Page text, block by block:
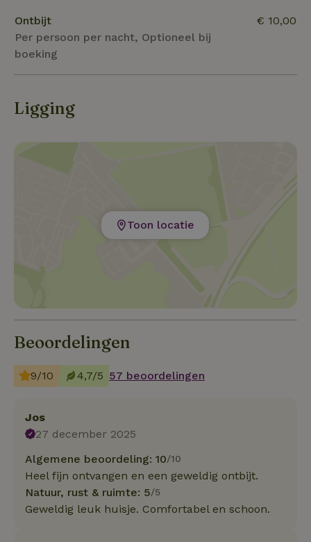
Ontbijt
Per persoon per nacht, Optioneel bij
boeking
€ 10,00
Ligging
Toon locatie
Beoordelingen
9/10 4,7/5 57 beoordelingen
Jos
27 december 2025
Algemene beoordeling: 10/10
Heel fijn ontvangen en een geweldig ontbijt.
Natuur, rust & ruimte: 5/5
Geweldig leuk huisje. Comfortabel en schoon.